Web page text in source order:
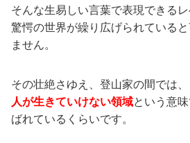
そんな生易しい言葉で表現できるレ
驚愕の世界が繰り広げられている
ません。
その壮絶さゆえ、登山家の間では、
人が生きていけない領域という意
ばれているくらいです。